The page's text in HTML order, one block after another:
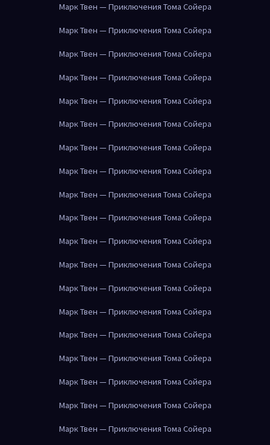
Марк Твен — Приключения Тома Сойера
Марк Твен — Приключения Тома Сойера
Марк Твен — Приключения Тома Сойера
Марк Твен — Приключения Тома Сойера
Марк Твен — Приключения Тома Сойера
Марк Твен — Приключения Тома Сойера
Марк Твен — Приключения Тома Сойера
Марк Твен — Приключения Тома Сойера
Марк Твен — Приключения Тома Сойера
Марк Твен — Приключения Тома Сойера
Марк Твен — Приключения Тома Сойера
Марк Твен — Приключения Тома Сойера
Марк Твен — Приключения Тома Сойера
Марк Твен — Приключения Тома Сойера
Марк Твен — Приключения Тома Сойера
Марк Твен — Приключения Тома Сойера
Марк Твен — Приключения Тома Сойера
Марк Твен — Приключения Тома Сойера
Марк Твен — Приключения Тома Сойера